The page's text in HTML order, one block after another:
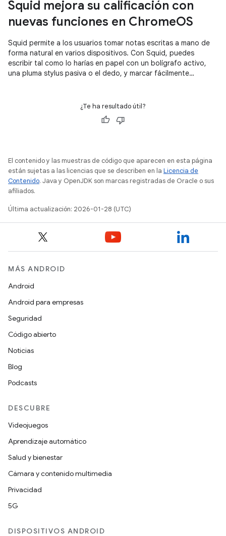
Squid mejora su calificación con
nuevas funciones en ChromeOS
Squid permite a los usuarios tomar notas escritas a mano de
forma natural en varios dispositivos. Con Squid, puedes
escribir tal como lo harías en papel con un bolígrafo activo,
una pluma stylus pasiva o el dedo, y marcar fácilmente
¿Te ha resultado útil?
El contenido y las muestras de código que aparecen en esta página
están sujetas a las licencias que se describen en la Licencia de
Contenido. Java y OpenJDK son marcas registradas de Oracle o sus
afiliados.
Última actualización: 2026-01-28 (UTC)
MÁS ANDROID
Android
Android para empresas
Seguridad
Código abierto
Noticias
Blog
Podcasts
DESCUBRE
Videojuegos
Aprendizaje automático
Salud y bienestar
Cámara y contenido multimedia
Privacidad
5G
DISPOSITIVOS ANDROID